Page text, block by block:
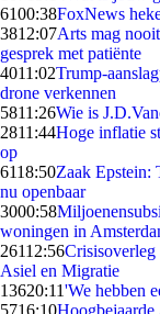
6100:38FoxNews
3812:07Arts mag
gesprek met patiënte
4011:02Trump-
drone verkennen
5811:26Wie is
2811:44Hoge inflatie
op
6118:50Zaak Epstein:
nu openbaar
3000:58
woningen in
26112:56
Asiel en Migratie
13620:11'We hebben
5716:10